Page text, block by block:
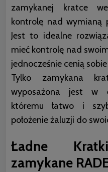
zamykanej kratce
kontrolę nad wymianą
Jest to idealne
mieć kontrolę nad
jednocześnie cenią
Tylko zamykana
wyposażona jest w
któremu łatwo i
położenie żaluzji do
Ładne
zamykane